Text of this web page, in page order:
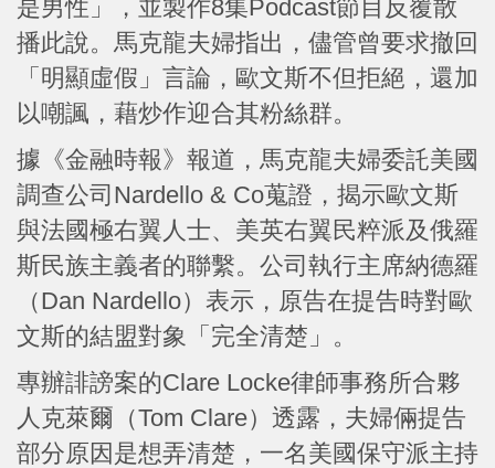
是男性」，並製作8集Podcast節目反覆散
播此說。馬克龍夫婦指出，儘管曾要求撤回
「明顯虛假」言論，歐文斯不但拒絕，還加
以嘲諷，藉炒作迎合其粉絲群。
據《金融時報》報道，馬克龍夫婦委託美國
調查公司Nardello & Co蒐證，揭示歐文斯
與法國極右翼人士、美英右翼民粹派及俄羅
斯民族主義者的聯繫。公司執行主席納德羅
（Dan Nardello）表示，原告在提告時對歐
文斯的結盟對象「完全清楚」。
專辦誹謗案的Clare Locke律師事務所合夥
人克萊爾（Tom Clare）透露，夫婦倆提告
部分原因是想弄清楚，一名美國保守派主持